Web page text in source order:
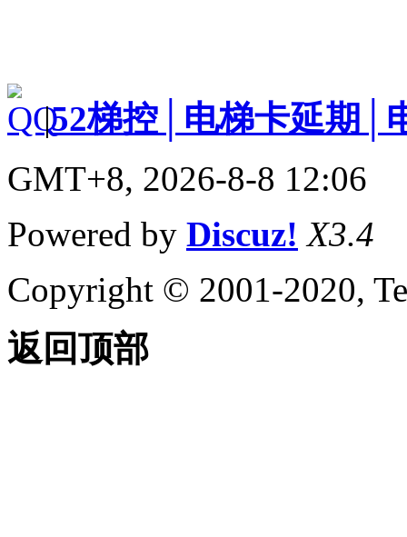
|52梯控│电梯卡延期│
GMT+8, 2026-8-8 12:06
Powered by Discuz! X3.4
Copyright © 2001-2020,
返回顶部